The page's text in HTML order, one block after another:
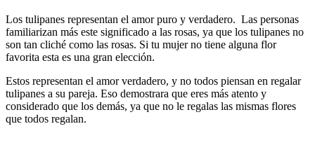
Los tulipanes representan el amor puro y verdadero. Las personas
familiarizan más este significado a las rosas, ya que los tulipanes no
son tan cliché como las rosas. Si tu mujer no tiene alguna flor
favorita esta es una gran elección.
Estos representan el amor verdadero, y no todos piensan en regalar
tulipanes a su pareja. Eso demostrara que eres más atento y
considerado que los demás, ya que no le regalas las mismas flores
que todos regalan.